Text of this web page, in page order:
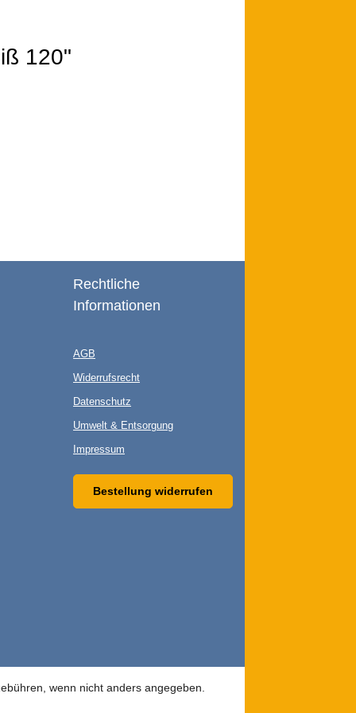
120"
Rechtliche
Informationen
AGB
Widerrufsrecht
Datenschutz
Umwelt & Entsorgung
Impressum
Bestellung widerrufen
wenn nicht anders angegeben.